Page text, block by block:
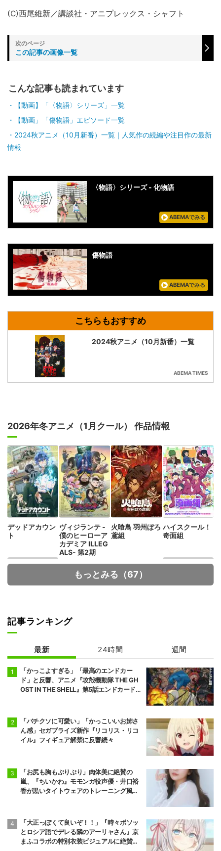
(C)西尾維新／講談社・アニプレックス・シャフト
この記事の画像一覧
こんな記事も読まれています
【動画】「〈物語〉シリーズ」一覧
【動画」「傷物語」エピソード一覧
2024秋アニメ（10月新番）一覧｜人気作の続編や注目作の最新
情報
〈物語〉シリーズ - 化物語
ABEMAでみる
傷物語
ABEMAでみる
2024秋アニメ（10月新番）一覧
ABEMA TIMES
2026年冬アニメ（1月クール） 作品情報
デッドアカウン
ト
ヴィジランテ -
僕のヒーローア
カデミア ILLEG
ALS- 第2期
火喰鳥 羽州ぼろ
鳶組
ハイスクール！
奇面組
d Season
もっとみる（67）
記事ランキング
最新 24時間 週間
「かっこよすぎる」「最高のエンドカー
ド」と反響、アニメ『攻殻機動隊 THE GH
OST IN THE SHELL』第5話エンドカード公
「バチクソに可愛い」「かっこいいお姉さ
ん感」セガプライズ新作『リコリス・リコ
イル』フィギュア解禁に反響続々
「お尻も胸もぷりぷり」肉体美に絶賛の
嵐、『ちいかわ』モモンガ役声優・井口裕
香が黒いタイトウェアのトレーニング風景
「大正っぽくて良いぞ！！」『時々ボソッ
とロシア語でデレる隣のアーリャさん』京
まふコラボの特別衣装ビジュアルに絶賛の